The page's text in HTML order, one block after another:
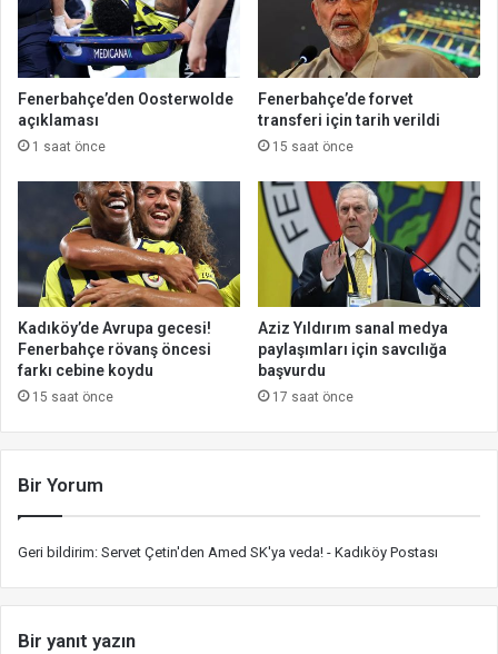
Fenerbahçe’den Oosterwolde
açıklaması
1 saat önce
Fenerbahçe’de forvet
transferi için tarih verildi
15 saat önce
Kadıköy’de Avrupa gecesi!
Fenerbahçe rövanş öncesi
farkı cebine koydu
15 saat önce
Aziz Yıldırım sanal medya
paylaşımları için savcılığa
başvurdu
17 saat önce
Bir Yorum
Geri bildirim: Servet Çetin'den Amed SK'ya veda! - Kadıköy Postası
Bir yanıt yazın